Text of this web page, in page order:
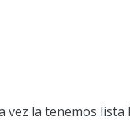
la tenemos lista